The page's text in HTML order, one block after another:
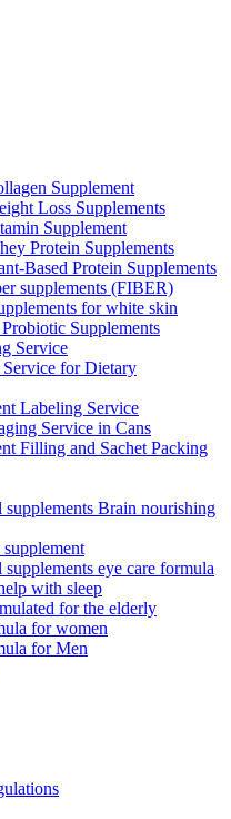
Supplement
Loss Supplements
Supplement
Protein Supplements
Based Protein Supplements
supplements (FIBER)
for white skin
Supplements
Service
for Dietary
Labeling Service
Service in Cans
Filling and Sachet Packing
Brain nourishing
eye care formula
with sleep
for the elderly
for women
for Men